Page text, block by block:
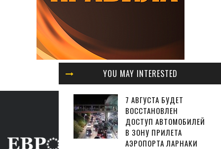
YOU MAY INTERESTED
7 АВГУСТА БУДЕТ
ВОССТАНОВЛЕН
ДОСТУП АВТОМОБИЛЕЙ
В ЗОНУ ПРИЛЕТА
АЭРОПОРТА ЛАРНАКИ